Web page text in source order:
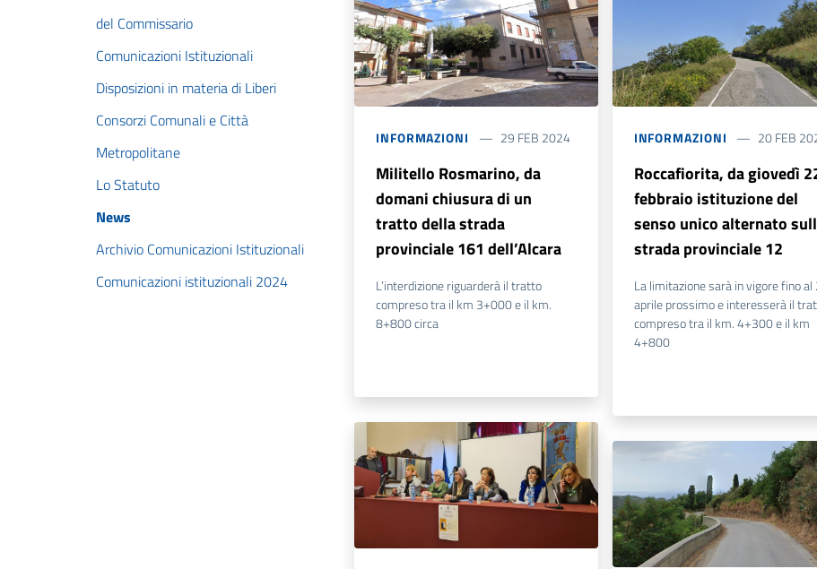
del Commissario
Comunicazioni Istituzionali
Disposizioni in materia di Liberi
Consorzi Comunali e Città
Metropolitane
Lo Statuto
News
Archivio Comunicazioni Istituzionali
Comunicazioni istituzionali 2024
INFORMAZIONI 29 FEB 2024
Militello Rosmarino, da
domani chiusura di un
tratto della strada
provinciale 161 dell’Alcara
L’interdizione riguarderà il tratto
compreso tra il km 3+000 e il km.
8+800 circa
INFORMAZIONI 20 FEB
Roccafiorita, da giovedì
febbraio istituzione del
senso unico alternato
strada provinciale 12
La limitazione sarà in vigore fino al
aprile prossimo e interesserà il
compreso tra il km. 4+300 e il km
4+800